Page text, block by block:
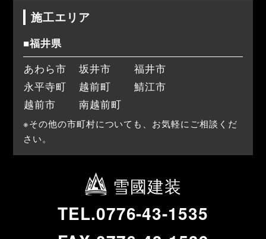
施工エリア
■福井県
あわら市
坂井市
福井市
永平寺町
越前町
鯖江市
越前市
南越前町
※その他の市町村についても、お気軽にご相談くだ
さい。
雪國建装
TEL.0776-43-1535